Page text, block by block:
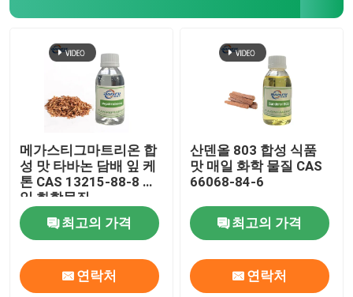
메가스티그마트리온 합
성 맛 타바논 담배 잎 케
톤 CAS 13215-88-8 매
일 화학물질
최고의 가격
연락처
산덴올 803 합성 식품
맛 매일 화학 물질 CAS
66068-84-6
최고의 가격
연락처